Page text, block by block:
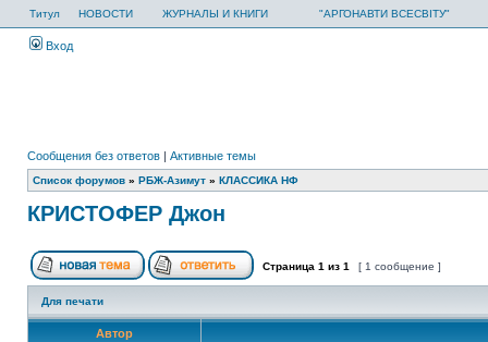
Титул НОВОСТИ ЖУРНАЛЫ И КНИГИ "АРГОНАВТИ ВСЕСВІТУ"
Вход
Сообщения без ответов | Активные темы
Список форумов » РБЖ-Азимут » КЛАССИКА НФ
КРИСТОФЕР Джон
Страница 1 из 1 [ 1 сообщение ]
Для печати
Автор